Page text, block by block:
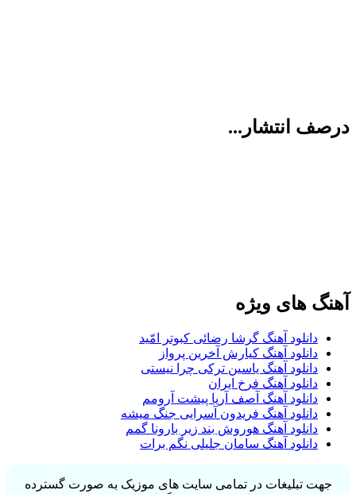
انتشار...
های ویژه
دانلود آهنگ گرشا رضائی کبوتر امّید
دانلود آهنگ کیارش آخرین پرواز
دانلود آهنگ یاسین ترکی چرا نیستی
دانلود آهنگ فرخ ایران
دانلود آهنگ آصف آریا پیشت آرومم
دانلود آهنگ فریدون آسرایی جنگ میشه
دانلود آهنگ هوروش بند زیر بارونا گمم
دانلود آهنگ سامان جلیلی نگم برات
تبلیغات در تمامی سایت های موزیک به صورت گسترده